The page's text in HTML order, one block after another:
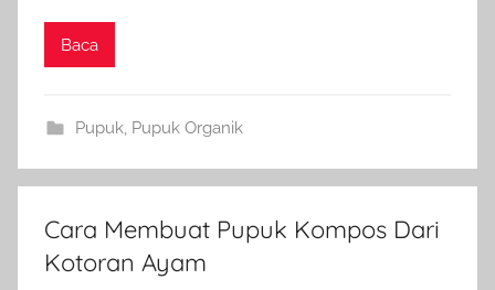
Baca
Pupuk, Pupuk Organik
Cara Membuat Pupuk Kompos Dari
Kotoran Ayam